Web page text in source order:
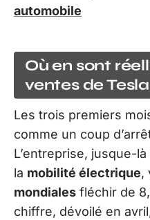
automobile
Où en sont
ventes de
Les trois premiers
comme un coup
L’entreprise, jusque-
la mobilité électrique,
mondiales fléchir de
chiffre, dévoilé en